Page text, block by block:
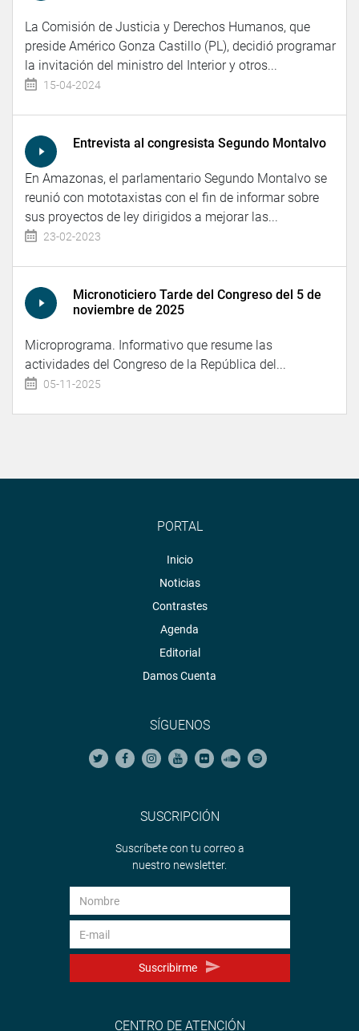
La Comisión de Justicia y Derechos Humanos, que
preside Américo Gonza Castillo (PL), decidió programar
la invitación del ministro del Interior y otros...
15-04-2024
Entrevista al congresista Segundo Montalvo
En Amazonas, el parlamentario Segundo Montalvo se
reunió con mototaxistas con el fin de informar sobre
sus proyectos de ley dirigidos a mejorar las...
23-02-2023
Micronoticiero Tarde del Congreso del 5 de
noviembre de 2025
Microprograma. Informativo que resume las
actividades del Congreso de la República del...
05-11-2025
PORTAL
Inicio
Noticias
Contrastes
Agenda
Editorial
Damos Cuenta
SÍGUENOS
SUSCRIPCIÓN
Suscríbete con tu correo a
nuestro newsletter.
Suscribirme
CENTRO DE ATENCIÓN